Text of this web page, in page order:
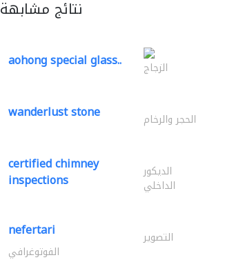
نتائج مشابهة
aohong special glass.. الزجاج
wanderlust stone الحجر والرخام
certified chimney
inspections الديكور
الداخلي
nefertari التصوير
الفوتوغرافي